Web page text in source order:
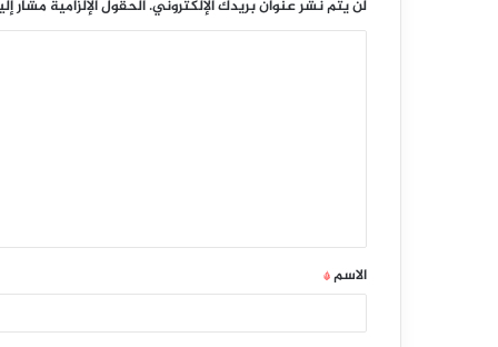
لن يتم نشر عنوان بريدك الإلكتروني.الحقول الإلزامية مشار
ق
*
الاسم*